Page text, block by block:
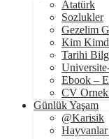
Atatürk
Sozlukler
Gezelim
Kim
Tarihi
Ebook –
CV
Günlük Yaşam
@Karisik